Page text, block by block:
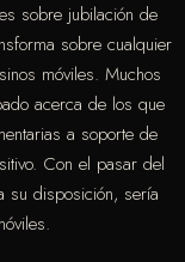
sobre jubilación de
sobre cualquier
móviles. Muchos
acerca de los que
a soporte de
Con el pasar del
su disposición, serí­a